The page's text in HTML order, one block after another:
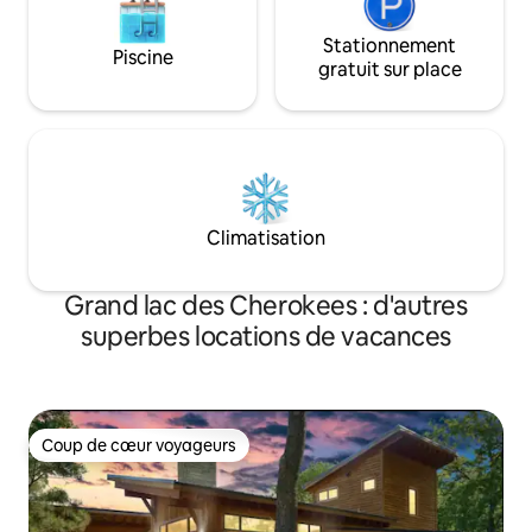
Piscine
Stationnement
gratuit sur place
Climatisation
Grand lac des Cherokees : d'autres
superbes locations de vacances
Coup de cœur voyageurs
Coup de cœur voyageurs